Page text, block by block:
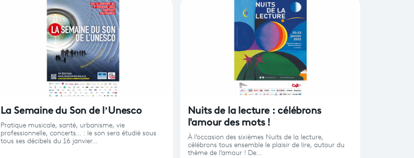
La Semaine du Son de l’Unesco
Pratique musicale, santé, urbanisme, vie
professionnelle, concerts… : le son sera étudié sous
tous ses décibels du 16 janvier…
Nuits de la lecture : célébrons
l'amour des mots !
À l’occasion des sixièmes Nuits de la lecture,
célébrons tous ensemble le plaisir de lire, autour du
thème de l’amour ! De…